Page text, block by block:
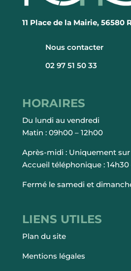
11 Place de la Mairie, 56580
Nous contacter
02 97 51 50 33
HORAIRES
Du lundi au vendredi
Matin : 09h00 – 12h00
Après-midi : Uniquement sur
Accueil téléphonique : 14h30
Fermé le samedi et
LIENS UTILES
Plan du site
Mentions légales